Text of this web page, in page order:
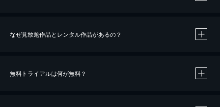
なぜ見放題作品とレンタル作品があるの？
無料トライアルは何が無料？